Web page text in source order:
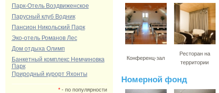
Парк-Отель Воздвиженское
Парусный клуб Водник
Пансион Никольский Парк
Эко-отель Романов Лес
Дом отдыха Олимп
Банкетный комплекс Немчиновка
Парк
Природный курорт Яхонты
*- по популярности
Конференц-зал
Ресторан на
территории
Номерной фонд